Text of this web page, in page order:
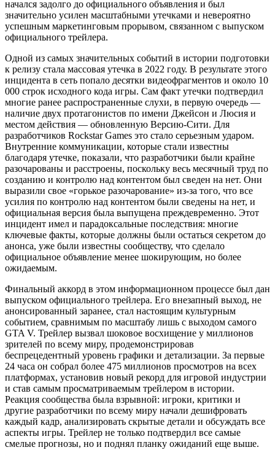
начался задолго до официального объявления и был
значительно усилен масштабными утечками и невероятно
успешным маркетинговым прорывом, связанном с выпуском
официального трейлера.
Одной из самых значительных событий в истории подготовки
к релизу стала массовая утечка в 2022 году. В результате этого
инцидента в сеть попало десятки видеофрагментов и около 10
000 строк исходного кода игры. Сам факт утечки подтвердил
многие ранее распространенные слухи, в первую очередь —
наличие двух протагонистов по имени Джейсон и Люсия и
местом действия — обновленную Версию-Сити. Для
разработчиков Rockstar Games это стало серьезным ударом.
Внутренние коммуникации, которые стали известны
благодаря утечке, показали, что разработчики были крайне
разочарованы и расстроены, поскольку весь месячный труд по
созданию и контролю над контентом был сведен на нет. Они
выразили свое «горькое разочарование» из-за того, что все
усилия по контролю над контентом были сведены на нет, и
официальная версия была выпущена преждевременно. Этот
инцидент имел и парадоксальные последствия: многие
ключевые факты, которые должны были остаться секретом до
анонса, уже были известны сообществу, что сделало
официальное объявление менее шокирующим, но более
ожидаемым.
Финальный аккорд в этом информационном процессе был дан
выпуском официального трейлера. Его внезапный выход, не
анонсированный заранее, стал настоящим культурным
событием, сравнимым по масштабу лишь с выходом самого
GTA V. Трейлер вызвал шоковое восхищение у миллионов
зрителей по всему миру, продемонстрировав
беспрецедентный уровень графики и детализации. За первые
24 часа он собрал более 475 миллионов просмотров на всех
платформах, установив новый рекорд для игровой индустрии
и став самым просматриваемым трейлером в истории.
Реакция сообщества была взрывной: игроки, критики и
другие разработчики по всему миру начали дешифровать
каждый кадр, анализировать скрытые детали и обсуждать все
аспекты игры. Трейлер не только подтвердил все самые
смелые прогнозы, но и поднял планку ожиданий еще выше.